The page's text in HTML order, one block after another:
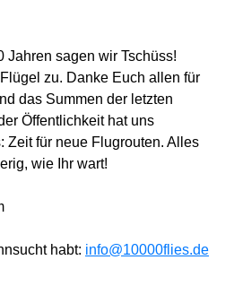
Jahren sagen wir Tschüss!
zu. Danke Euch allen für
das Summen der letzten
Öffentlichkeit hat uns
Zeit für neue Flugrouten. Alles
wie Ihr wart!
habt: info@10000flies.de